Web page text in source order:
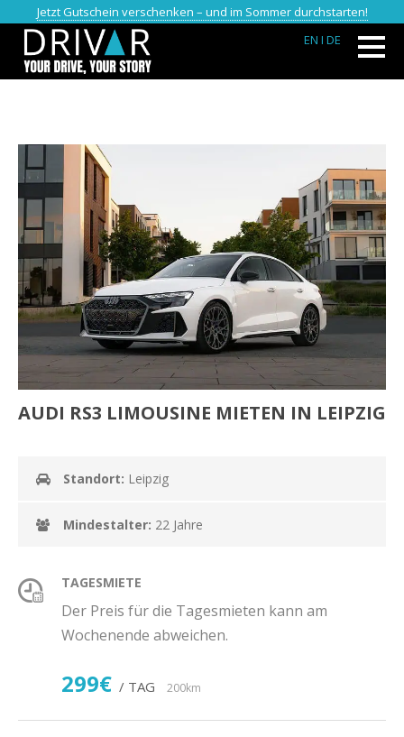
Jetzt Gutschein verschenken – und im Sommer durchstarten!
EN I DE
AUDI RS3 LIMOUSINE MIETEN IN LEIPZIG
Standort: Leipzig
Mindestalter: 22 Jahre
TAGESMIETE
Der Preis für die Tagesmieten kann am
Wochenende abweichen.
299€ / TAG 200km